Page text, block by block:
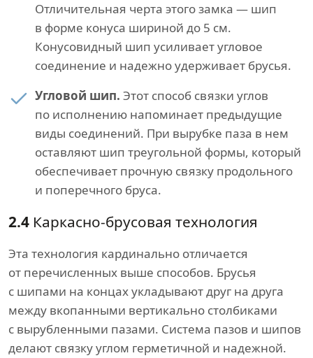
Отличительная черта этого замка — шип
в форме конуса шириной до 5 см.
Конусовидный шип усиливает угловое
соединение и надежно удерживает брусья.
Угловой шип. Этот способ связки углов
по исполнению напоминает предыдущие
виды соединений. При вырубке паза в нем
оставляют шип треугольной формы, который
обеспечивает прочную связку продольного
и поперечного бруса.
2.4 Каркасно-брусовая технология
Эта технология кардинально отличается
от перечисленных выше способов. Брусья
с шипами на концах укладывают друг на друга
между вкопанными вертикально столбиками
с вырубленными пазами. Система пазов и шипов
делают связку углом герметичной и надежной.